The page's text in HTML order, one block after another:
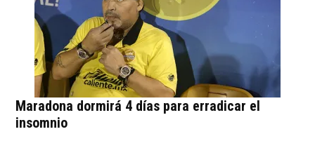
Maradona dormirá 4 días para erradicar el
insomnio